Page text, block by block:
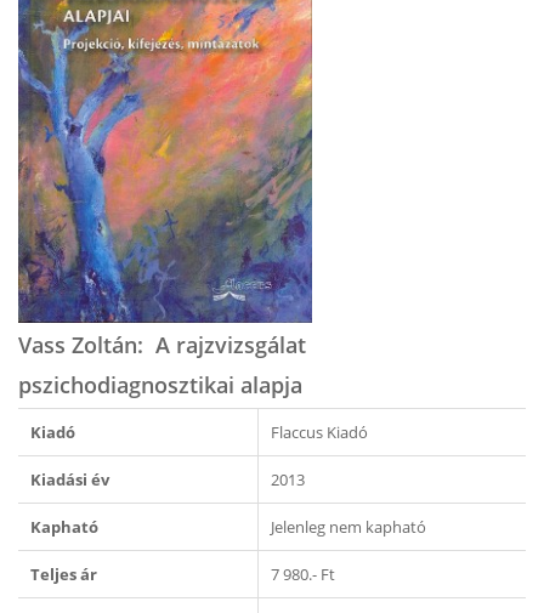
Vass Zoltán: A rajzvizsgálat
pszichodiagnosztikai alapja
Kiadó Flaccus Kiadó
Kiadási év 2013
Kapható Jelenleg nem kapható
Teljes ár 7 980.- Ft